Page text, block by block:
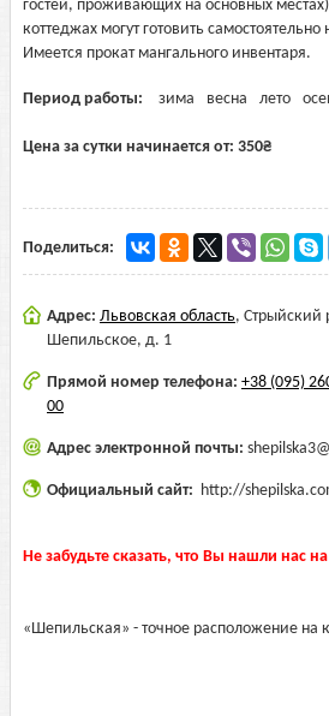
гостей, проживающих на основных
коттеджах могут готовить самостоятельно
Имеется прокат мангального инвентаря.
Период работы: зима весна лето
Цена за сутки начинается от: 350₴
Поделиться:
Адрес: Львовская область, Стрыйский
Шепильское, д. 1
Прямой номер телефона: +38 (095)
00
Адрес электронной почты:
Официальный сайт: http://
Не забудьте сказать, что Вы нашли нас на
«Шепильская» - точное расположение на